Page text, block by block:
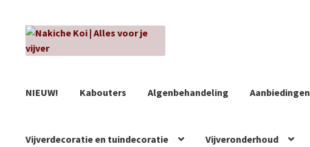
Ga
door
Ga
naar
NIEUW! Kabouters Algenbehandeling Aanbiedingen
Vijverdecoratie en tuindecoratie Vijveronderhoud